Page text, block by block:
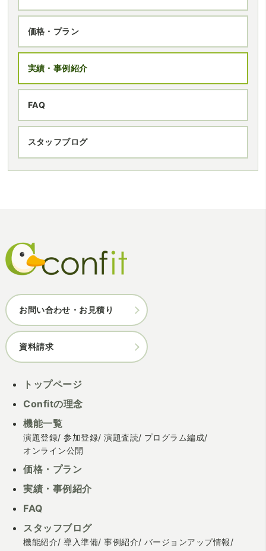
価格・プラン
実績・事例紹介
FAQ
スタッフブログ
お問い合わせ・お見積り
資料請求
トップページ
Confitの理念
機能一覧
演題登録 参加登録 演題査読
プログラム編成
オンライン公開
価格・プラン
実績・事例紹介
FAQ
スタッフブログ
機能紹介 導入準備 事例紹介
バージョンアップ情報